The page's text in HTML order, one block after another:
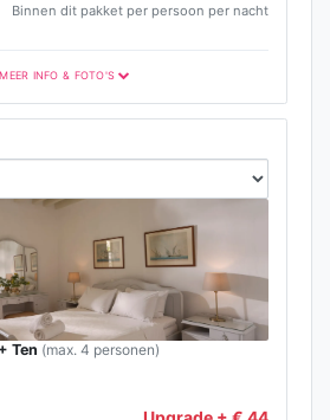
Binnen dit pakket per persoon per nacht
MEER INFO & FOTO'S
Ten (max. 4 personen)